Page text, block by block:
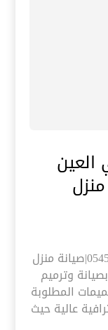
شركة صيانة عامة في العين |0545574752|صيانة منزل
وترميم
المطلوبة
عالية حيث